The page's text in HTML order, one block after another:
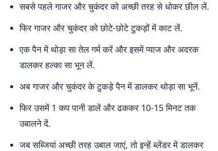
सबसे पहले गाजर और चुकंदर को अच्छी तरह से धोकर छील लें.
फिर गाजर और चुकंदर को छोटे-छोटे टुकड़ों में काट लें.
एक पैन में थोड़ा सा तेल गर्म करें और इसमें प्याज और अदरक
डालकर हल्का सा भून लें.
अब गाजर और चुकंदर के टुकड़े पैन में डालकर थोड़ा सा भूनें.
फिर उसमें 1 कप पानी डालें और ढककर 10-15 मिनट तक
उबालने दें.
जब सब्जियां अच्छी तरह उबाल जाएं, तो इन्हें ब्लेंडर में डालकर